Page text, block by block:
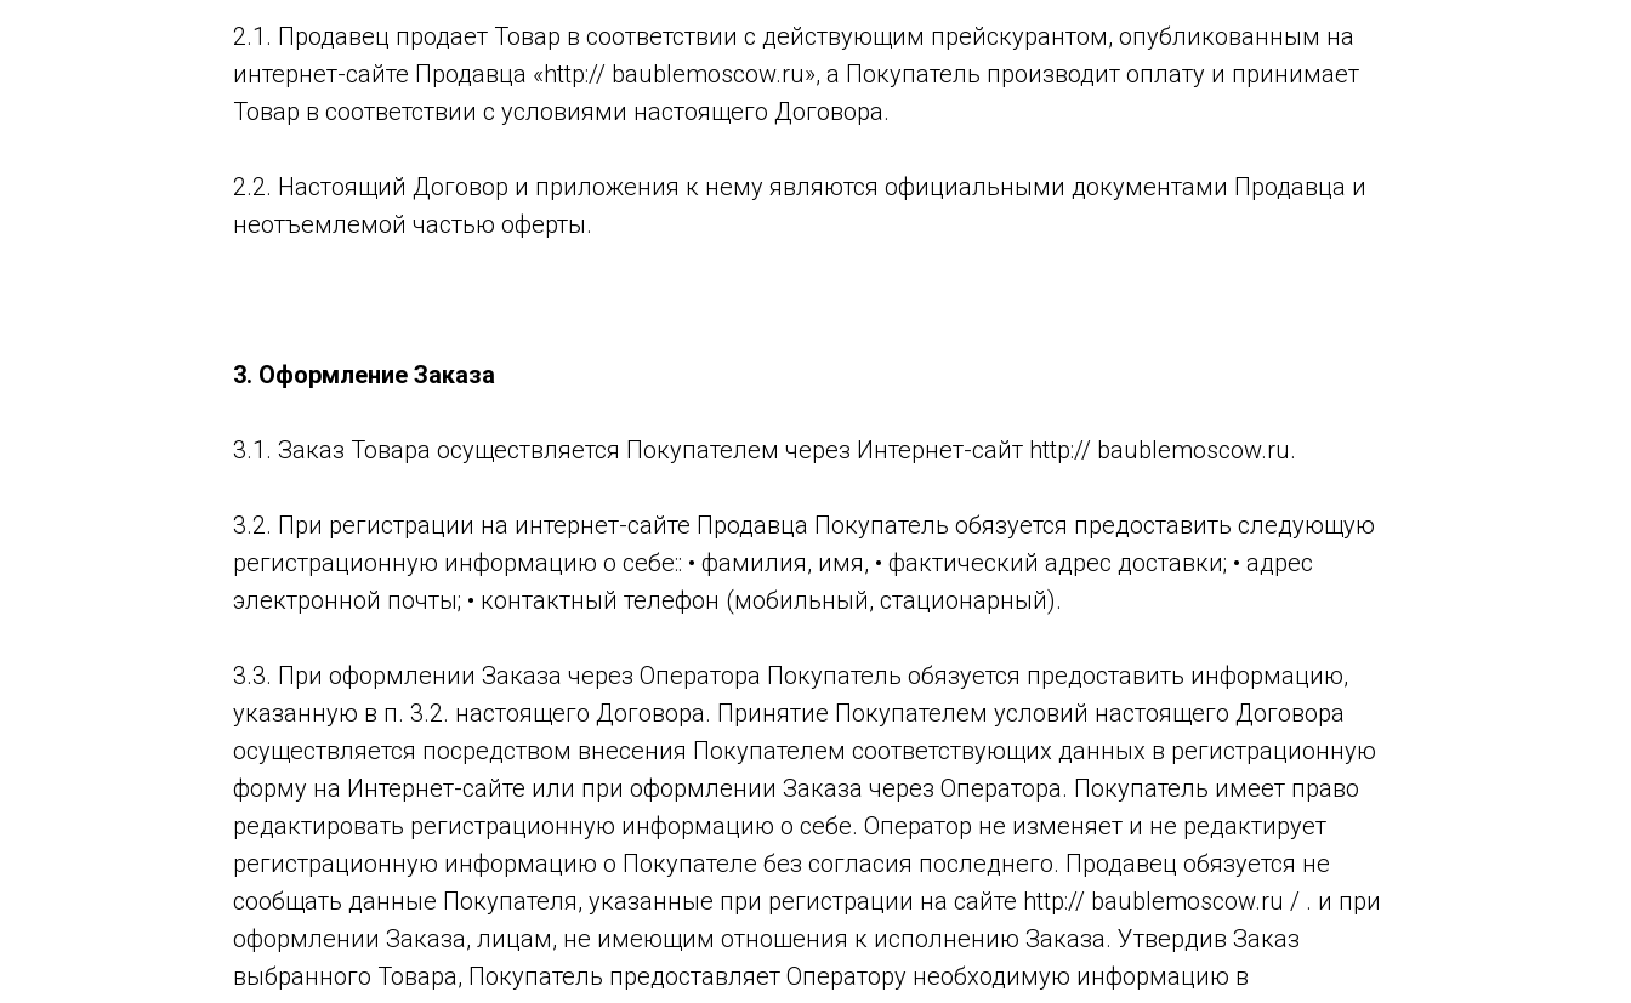
2.1. Продавец продает Товар в соответствии с действующим прейскурантом, опубликованным на
интернет-сайте Продавца «http:// baublemoscow.ru», а Покупатель производит оплату и принимает
Товар в соответствии с условиями настоящего Договора.
2.2. Настоящий Договор и приложения к нему являются официальными документами Продавца и
неотъемлемой частью оферты.
3. Оформление Заказа
3.1. Заказ Товара осуществляется Покупателем через Интернет-сайт http:// baublemoscow.ru.
3.2. При регистрации на интернет-сайте Продавца Покупатель обязуется предоставить следующую
регистрационную информацию о себе:: • фамилия, имя, • фактический адрес доставки; • адрес
электронной почты; • контактный телефон (мобильный, стационарный).
3.3. При оформлении Заказа через Оператора Покупатель обязуется предоставить информацию,
указанную в п. 3.2. настоящего Договора. Принятие Покупателем условий настоящего Договора
осуществляется посредством внесения Покупателем соответствующих данных в регистрационную
форму на Интернет-сайте или при оформлении Заказа через Оператора. Покупатель имеет право
редактировать регистрационную информацию о себе. Оператор не изменяет и не редактирует
регистрационную информацию о Покупателе без согласия последнего. Продавец обязуется не
сообщать данные Покупателя, указанные при регистрации на сайте http:// baublemoscow.ru / . и при
оформлении Заказа, лицам, не имеющим отношения к исполнению Заказа. Утвердив Заказ
выбранного Товара, Покупатель предоставляет Оператору необходимую информацию в